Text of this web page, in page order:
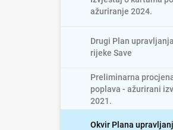
ažuriranje 2024.
Drugi Plan
rijeke Save
Preliminarna
poplava - ažurirani
2021.
Okvir Plana